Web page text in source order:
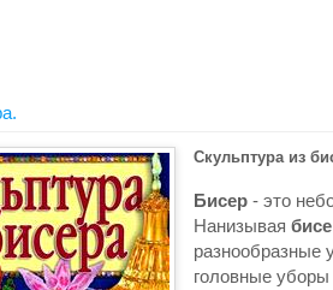
Скульптура из
Бисер - это
Нанизывая
разнообразные
головные